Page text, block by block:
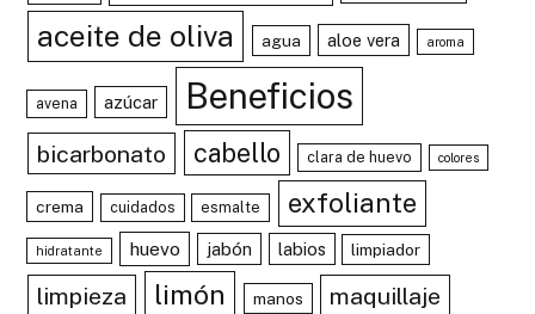
aceite de oliva agua aloe vera aroma
avena azúcar Beneficios
bicarbonato cabello clara de huevo colores
crema cuidados esmalte exfoliante
hidratante huevo jabón labios limpiador
limpieza limón manos maquillaje